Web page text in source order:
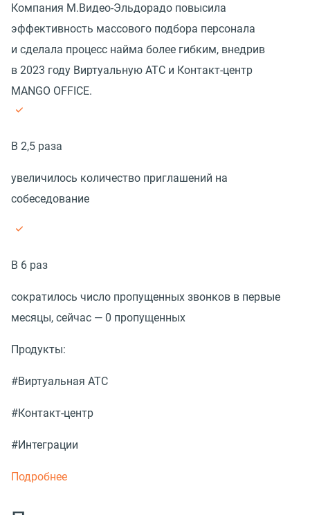
Компания М.Видео-Эльдорадо повысила
эффективность массового подбора персонала
и сделала процесс найма более гибким, внедрив
в 2023 году Виртуальную АТС и Контакт-центр
MANGO OFFICE.
В 2,5 раза
увеличилось количество приглашений на
собеседование
В 6 раз
сократилось число пропущенных звонков в первые
месяцы, сейчас — 0 пропущенных
Продукты:
#Виртуальная АТС
#Контакт-центр
#Интеграции
Подробнее